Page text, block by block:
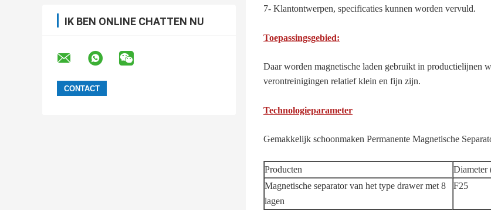
IK BEN ONLINE CHATTEN NU
7- Klantontwerpen, specificaties kunnen worden vervuld.
Toepassingsgebied:
Daar worden magnetische laden gebruikt in productielijnen
verontreinigingen relatief klein en fijn zijn.
Technologieparameter
Gemakkelijk schoonmaken Permanente Magnetische
Producten Diameter
Magnetische separator van het type drawer met 8
lagen
F25